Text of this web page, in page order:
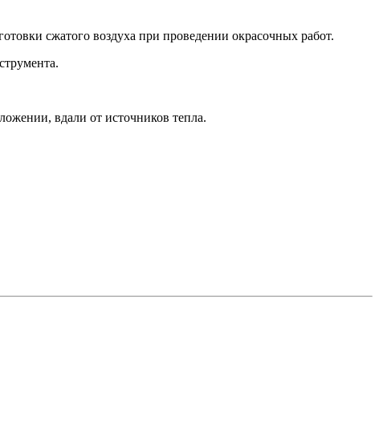
сжатого воздуха при проведении окрасочных работ.
вдали от источников тепла.